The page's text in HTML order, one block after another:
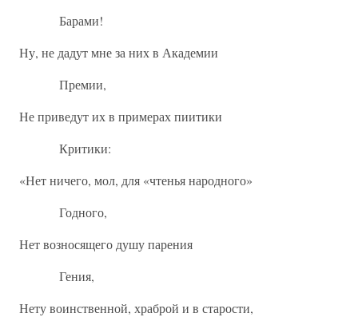
Барами!
Ну, не дадут мне за них в Академии
Премии,
Не приведут их в примерах пиитики
Критики:
«Нет ничего, мол, для «чтенья народного»
Годного,
Нет возносящего душу парения
Гения,
Нету воинственной, храброй и в старости,